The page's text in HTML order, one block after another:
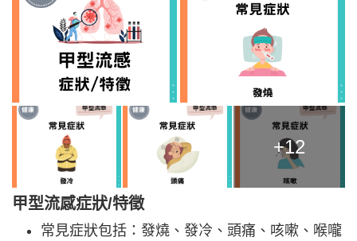
+12
甲型流感症狀/特徵
常見症狀包括：發燒、發冷、頭痛、咳嗽、喉嚨